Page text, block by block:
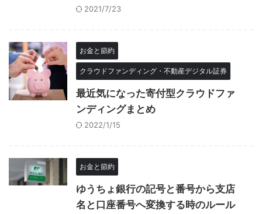
2021/7/23
お金と節約
クラウドファンディング・不動産デジタル証券
最近気になった寄付型クラウドファ
ンディングまとめ
2022/1/15
お金と節約
ゆうちょ銀行の記号と番号から支店
名と口座番号へ変換する時のルール